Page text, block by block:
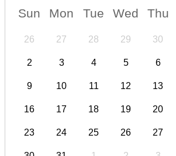
Sun Mon Tue Wed Thu
26 27 28 29 30
2 3 4 5 6
9 10 11 12 13
16 17 18 19 20
23 24 25 26 27